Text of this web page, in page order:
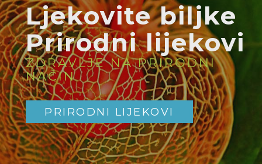
Ljekovite biljke
Prirodni lijekovi
ZDRAVLJE NA PRIRODNI
NAČIN
PRIRODNI LIJEKOVI